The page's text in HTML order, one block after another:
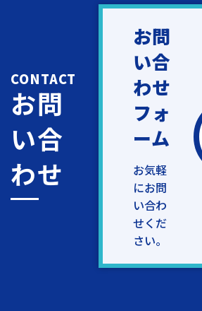
CONTACT
お問
い合
わせ
お問
い合
わせ
フォ
ーム
お気軽
にお問
い合わ
せくだ
さい。